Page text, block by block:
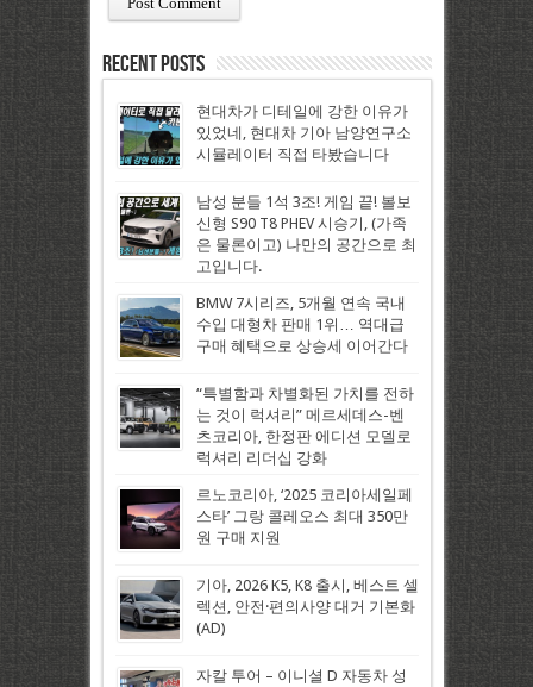
Recent Posts
현대차가 디테일에 강한 이유가
있었네, 현대차 기아 남양연구소
시뮬레이터 직접 타봤습니다
남성 분들 1석 3조! 게임 끝! 볼보
신형 S90 T8 PHEV 시승기, (가족
은 물론이고) 나만의 공간으로 최
고입니다.
BMW 7시리즈, 5개월 연속 국내
수입 대형차 판매 1위… 역대급
구매 혜택으로 상승세 이어간다
“특별함과 차별화된 가치를 전하
는 것이 럭셔리” 메르세데스-벤
츠코리아, 한정판 에디션 모델로
럭셔리 리더십 강화
르노코리아, ‘2025 코리아세일페
스타’ 그랑 콜레오스 최대 350만
원 구매 지원
기아, 2026 K5, K8 출시, 베스트 셀
렉션, 안전·편의사양 대거 기본화
(AD)
자칼 투어 – 이니셜 D 자동차 성